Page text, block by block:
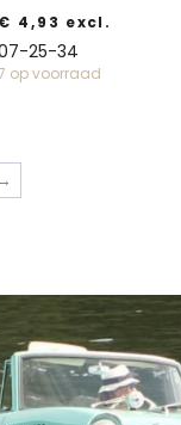
€ 4,93 excl.
25-34
op voorraad